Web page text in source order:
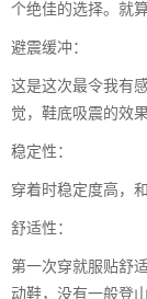
个绝佳的选择。就
避震缓冲：
这是这次最令我有
觉，鞋底吸震的效
稳定性：
穿着时稳定度高，
舒适性：
第一次穿就服贴舒
动鞋，没有一般登